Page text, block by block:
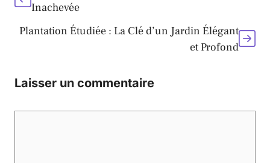
Inachevée
Plantation Étudiée : La Clé d’un Jardin Élégant
et Profond
Laisser un commentaire